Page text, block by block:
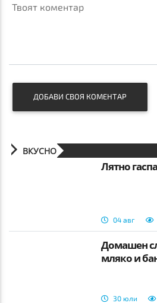
Твоят коментар
ДОБАВИ СВОЯ КОМЕНТАР
ВКУСНО
Лятно
04 авг
Домашен
мляко и
30 юли